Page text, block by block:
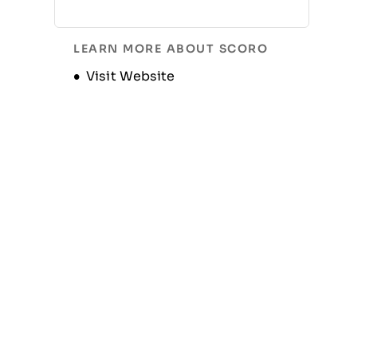
Historique de l’entreprise
LEARN MORE ABOUT SCORO
Visit Website
Opens new window